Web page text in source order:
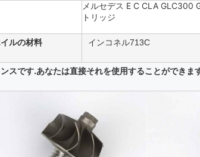
メルセデス E C CLA GLC300
トリッジ
ルの材料 インコネル713C
スです.あなたは直接それを使用することができま